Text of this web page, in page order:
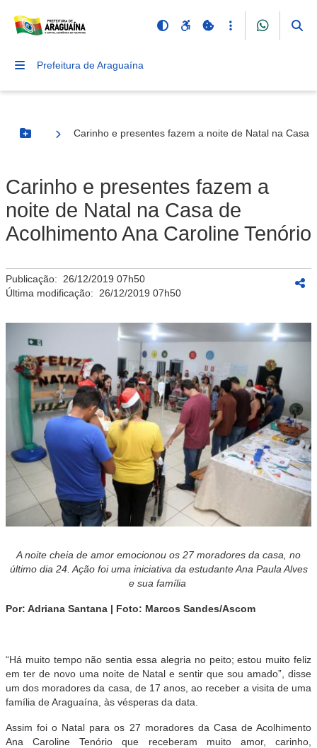
Prefeitura de Araguaína
Botão Menu
Carinho e presentes fazem a noite de Natal na Casa
Carinho e presentes fazem a
noite de Natal na Casa de
Acolhimento Ana Caroline Tenório
Publicação: 26/12/2019 07h50
Última modificação: 26/12/2019 07h50
A noite cheia de amor emocionou os 27 moradores da casa, no
último dia 24. Ação foi uma iniciativa da estudante Ana Paula Alves
e sua família
Por: Adriana Santana | Foto: Marcos Sandes/Ascom
“Há muito tempo não sentia essa alegria no peito; estou muito feliz
em ter de novo uma noite de Natal e sentir que sou amado”, disse
um dos moradores da casa, de 17 anos, ao receber a visita de uma
família de Araguaína, às vésperas da data.
Assim foi o Natal para os 27 moradores da Casa de Acolhimento
Ana Caroline Tenório que receberam muito amor, carinho,